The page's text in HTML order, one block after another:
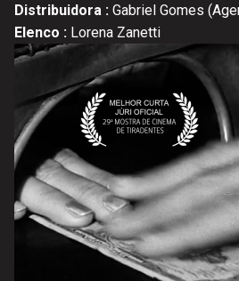
Distribuidora : Gabriel Gomes
Elenco : Lorena Zanetti